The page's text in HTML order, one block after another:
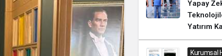
Yapay
Yatırım
Kurumsal